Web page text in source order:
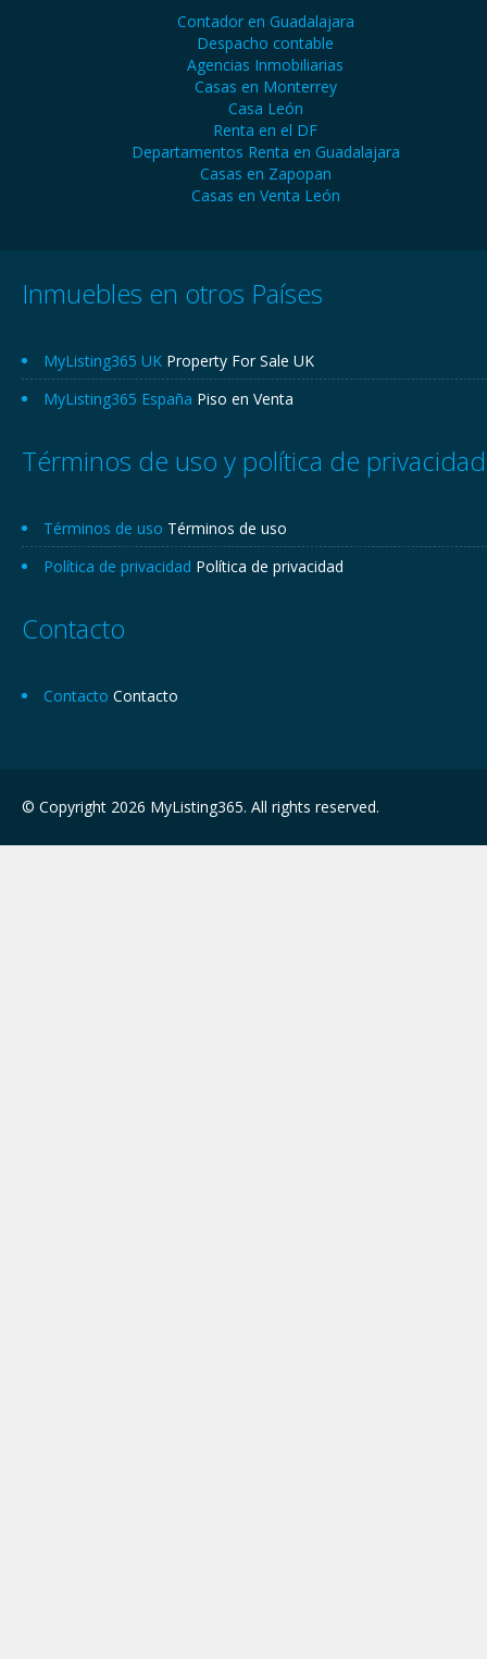
Contador en Guadalajara
Despacho contable
Agencias Inmobiliarias
Casas en Monterrey
Casa León
Renta en el DF
Departamentos Renta en Guadalajara
Casas en Zapopan
Casas en Venta León
Inmuebles en otros Países
MyListing365 UK Property For Sale UK
MyListing365 España Piso en Venta
Términos de uso y política de privacidad
Términos de uso Términos de uso
Política de privacidad Política de privacidad
Contacto
Contacto Contacto
© Copyright 2026 MyListing365. All rights reserved.